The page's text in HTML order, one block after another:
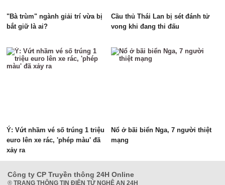
"Bà trùm" ngành giải trí vừa bị
bắt giữ là ai?
Cầu thủ Thái Lan bị sét đánh tử
vong khi đang thi đấu
Ý: Vứt nhầm vé số trúng 1 triệu
euro lên xe rác, 'phép màu' đã
xảy ra
Nổ ở bãi biển Nga, 7 người thiệt
mạng
Công ty CP Truyền thông 24H Online
® TRANG THÔNG TIN ĐIỆN TỬ NGHỆ AN 24H